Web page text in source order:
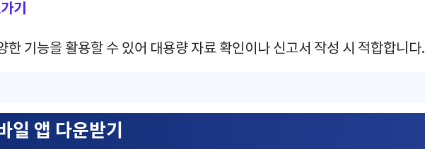
기
한 기능을 활용할 수 있어 대용량 자료 확인이나 신고서 작성 시 적합합니다.
일 앱 다운받기